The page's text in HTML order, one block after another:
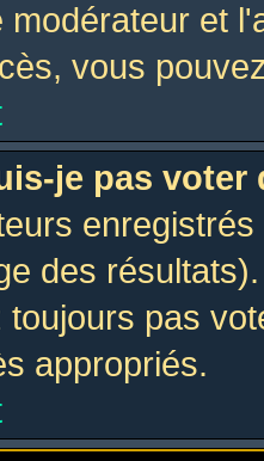
modérateur et
vous
je pas voter
des
pas
appropriés.